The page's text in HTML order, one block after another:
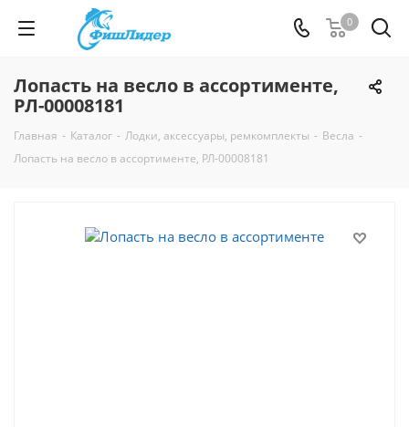
0
Лопасть на весло в ассортименте,
РЛ-00008181
Главная - Каталог - Лодки, аксессуары, ремкомплекты - Весла -
Лопасть на весло в ассортименте, РЛ-00008181